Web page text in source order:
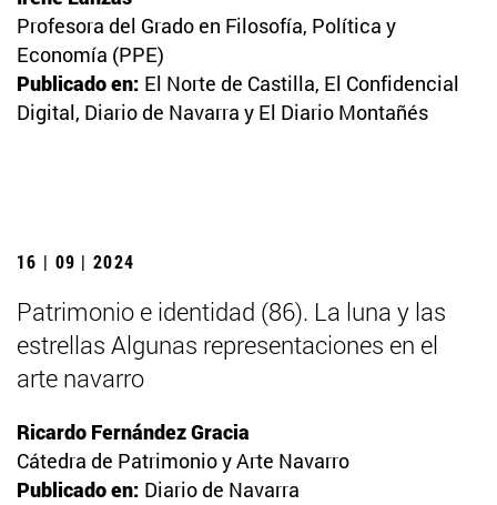
Profesora del Grado en Filosofía, Política y
Economía (PPE)
Publicado en: El Norte de Castilla, El Confidencial
Digital, Diario de Navarra y El Diario Montañés
16 | 09 | 2024
Patrimonio e identidad (86). La luna y las
estrellas Algunas representaciones en el
arte navarro
Ricardo Fernández Gracia
Cátedra de Patrimonio y Arte Navarro
Publicado en: Diario de Navarra